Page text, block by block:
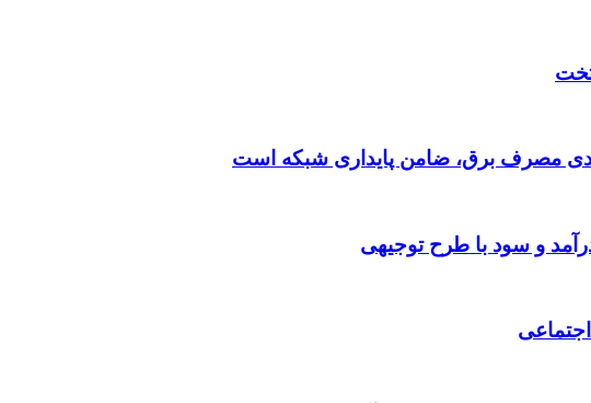
و سود با طرح توجیهی